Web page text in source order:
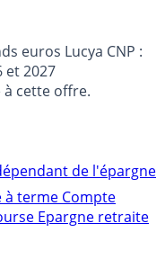
euros Lucya CNP :
et 2027
cette offre.
de l'épargne
à terme Compte
Epargne retraite